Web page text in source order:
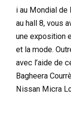
i au Mondial de
au hall 8, vous
une exposition
et la mode.
avec l’aide de
Bagheera
Nissan Micra